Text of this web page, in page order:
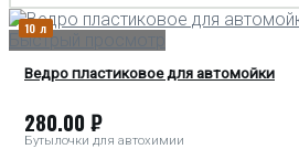
10 л
Быстрый просмотр
Ведро пластиковое для автомойки
280.00 ₽
Бутылочки для автохимии